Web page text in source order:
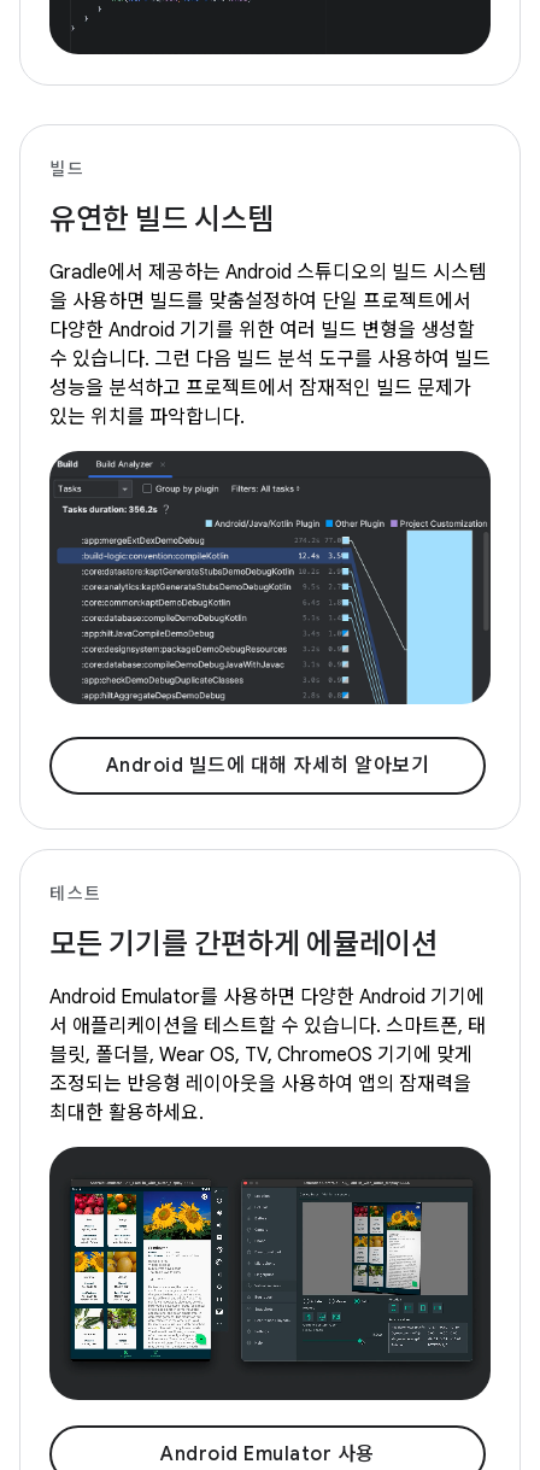
빌드
유연한 빌드 시스템
Gradle에서 제공하는 Android 스튜디오의 빌드 시스템
을 사용하면 빌드를 맞춤설정하여 단일 프로젝트에서
다양한 Android 기기를 위한 여러 빌드 변형을 생성할
수 있습니다. 그런 다음 빌드 분석 도구를 사용하여 빌드
성능을 분석하고 프로젝트에서 잠재적인 빌드 문제가
있는 위치를 파악합니다.
Android 빌드에 대해 자세히 알아보기
테스트
모든 기기를 간편하게 에뮬레이션
Android Emulator를 사용하면 다양한 Android 기기에
서 애플리케이션을 테스트할 수 있습니다. 스마트폰, 태
블릿, 폴더블, Wear OS, TV, ChromeOS 기기에 맞게
조정되는 반응형 레이아웃을 사용하여 앱의 잠재력을
최대한 활용하세요.
Android Emulator 사용